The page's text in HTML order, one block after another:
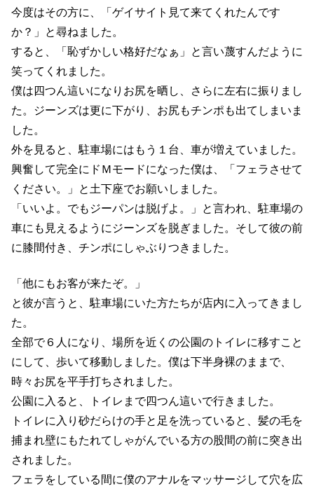
今度はその方に、「ゲイサイト見て来てくれたんです
か？」と尋ねました。
すると、「恥ずかしい格好だなぁ」と言い蔑すんだように
笑ってくれました。
僕は四つん這いになりお尻を晒し、さらに左右に振りまし
た。ジーンズは更に下がり、お尻もチンポも出てしまいま
した。
外を見ると、駐車場にはもう１台、車が増えていました。
興奮して完全にドＭモードになった僕は、「フェラさせて
ください。」と土下座でお願いしました。
「いいよ。でもジーパンは脱げよ。」と言われ、駐車場の
車にも見えるようにジーンズを脱ぎました。そして彼の前
に膝間付き、チンポにしゃぶりつきました。
「他にもお客が来たぞ。」
と彼が言うと、駐車場にいた方たちが店内に入ってきまし
た。
全部で６人になり、場所を近くの公園のトイレに移すこと
にして、歩いて移動しました。僕は下半身裸のままで、
時々お尻を平手打ちされました。
公園に入ると、トイレまで四つん這いで行きました。
トイレに入り砂だらけの手と足を洗っていると、髪の毛を
捕まれ壁にもたれてしゃがんでいる方の股間の前に突き出
されました。
フェラをしている間に僕のアナルをマッサージして穴を広